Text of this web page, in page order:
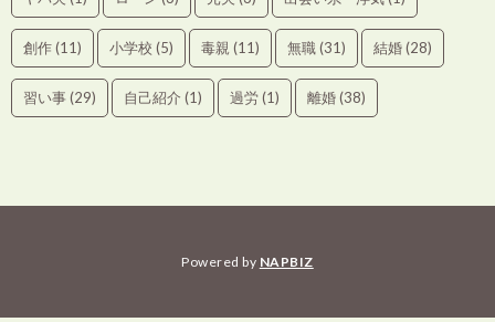
創作(11) 小学校 (5) 毒親(11) 無職(31) 結婚(28)
習い事(29) 自己紹介 (1) 過労(1) 離婚(38)
Powered by NAPBIZ